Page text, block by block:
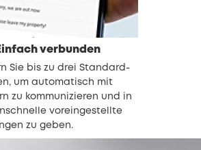
verbunden
Sie bis zu drei Standard-
um automatisch mit
zu kommunizieren und in
voreingestellte
zu geben.